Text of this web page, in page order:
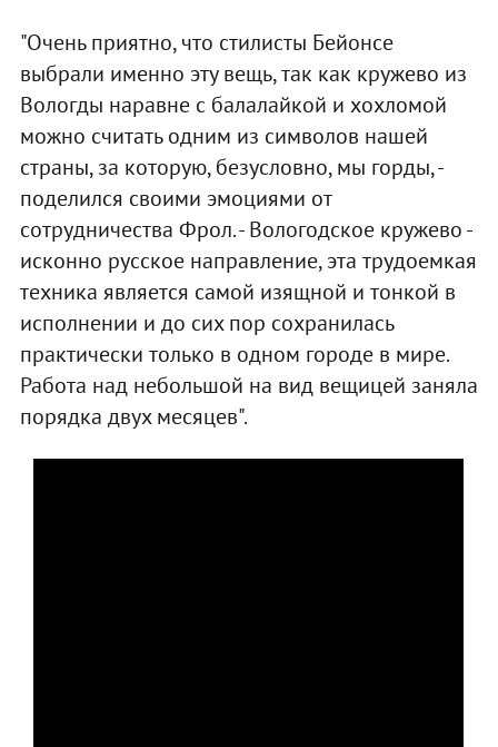
"Очень приятно, что стилисты Бейонсе
выбрали именно эту вещь, так как кружево из
Вологды наравне с балалайкой и хохломой
можно считать одним из символов нашей
страны, за которую, безусловно, мы горды, -
поделился своими эмоциями от
сотрудничества Фрол. - Вологодское кружево -
исконно русское направление, эта трудоемкая
техника является самой изящной и тонкой в
исполнении и до сих пор сохранилась
практически только в одном городе в мире.
Работа над небольшой на вид вещицей заняла
порядка двух месяцев".